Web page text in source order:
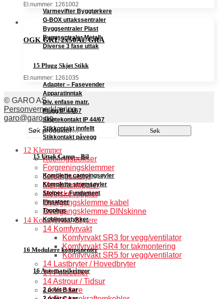
Varmevifter Byggtørkere
G-BOX uttakssentraler
Byggsentraler Plast
Byggsentraler Metall
Diverse 3 fase uttak
15 Plugg Skjøt Stikk
Adapter – Fasevender
Apparatinntak
Div. enfase matr.
Plugg IP 44/67
Skjøtekontakt IP 44/67
Stikkontakt innfellt
Stikkontakt påvegg
15 Uttak Camp – Bil
Komplette campingsøyler
Komplette strømsøyler
Stolper – Fundament
Innsatser
Topphus
Koblingsstykker
16 Modulære komponenter
16 Automatsikringer
2 polet B kar
El.nummer: 1261002
OGK GKL 2x50AL GRÅ
El.nummer: 1261035
© GARO AS
Personvernerklæring
garo@garo.no
Søk
etter:
Søk
12 Klemmer
Koblingsbokser
Forgreningsklemmer
Jordingsutstyr
Membrannippler
Metriske nippler
Overgangsklemme kabel
Overgangsklemme DINskinne
14 Komfyrvakt–Brytere
14 Komfyrvakt
Komfyrvakt SR3 for vegg/ventilator
Komfyrvakt SR4 for takmontering
Komfyrvakt SR5 for vegg/ventilator
14 Lastbryter / Hovedbryter
14 Fotoceller
14 Astrour / Tidsur
14 Vendere